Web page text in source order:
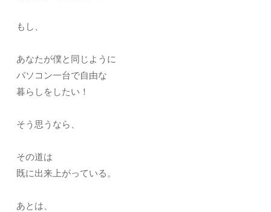
もし、
あなたが僕と同じように
パソコン一台で自由な
暮らしをしたい！
そう思うなら、
その道は
既に出来上がっている。
あとは、